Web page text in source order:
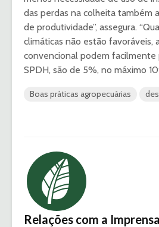
das perdas na colheita também
de produtividade”, assegura.
climáticas não estão favoráveis,
convencional podem facilmente
SPDH, são de 5%, no máximo
Boas práticas agropecuárias
Relações com a Imprensa